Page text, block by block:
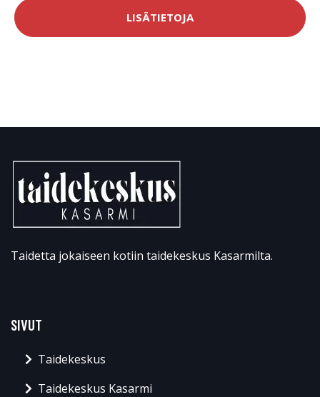
LISÄTIETOJA
Taidetta jokaiseen kotiin taidekeskus Kasarmilta.
SIVUT
Taidekeskus
Taidekeskus Kasarmi